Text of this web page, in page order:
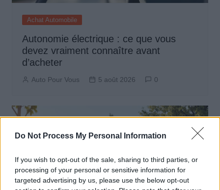
Do Not Process My Personal Information
If you wish to opt-out of the sale, sharing to third parties, or
processing of your personal or sensitive information for
targeted advertising by us, please use the below opt-out
Achat Automobile
Autonomie électrique : ce que vous
devez vraiment connaître avant
d’acheter
Auto Pour Vous 5 août 2026 0